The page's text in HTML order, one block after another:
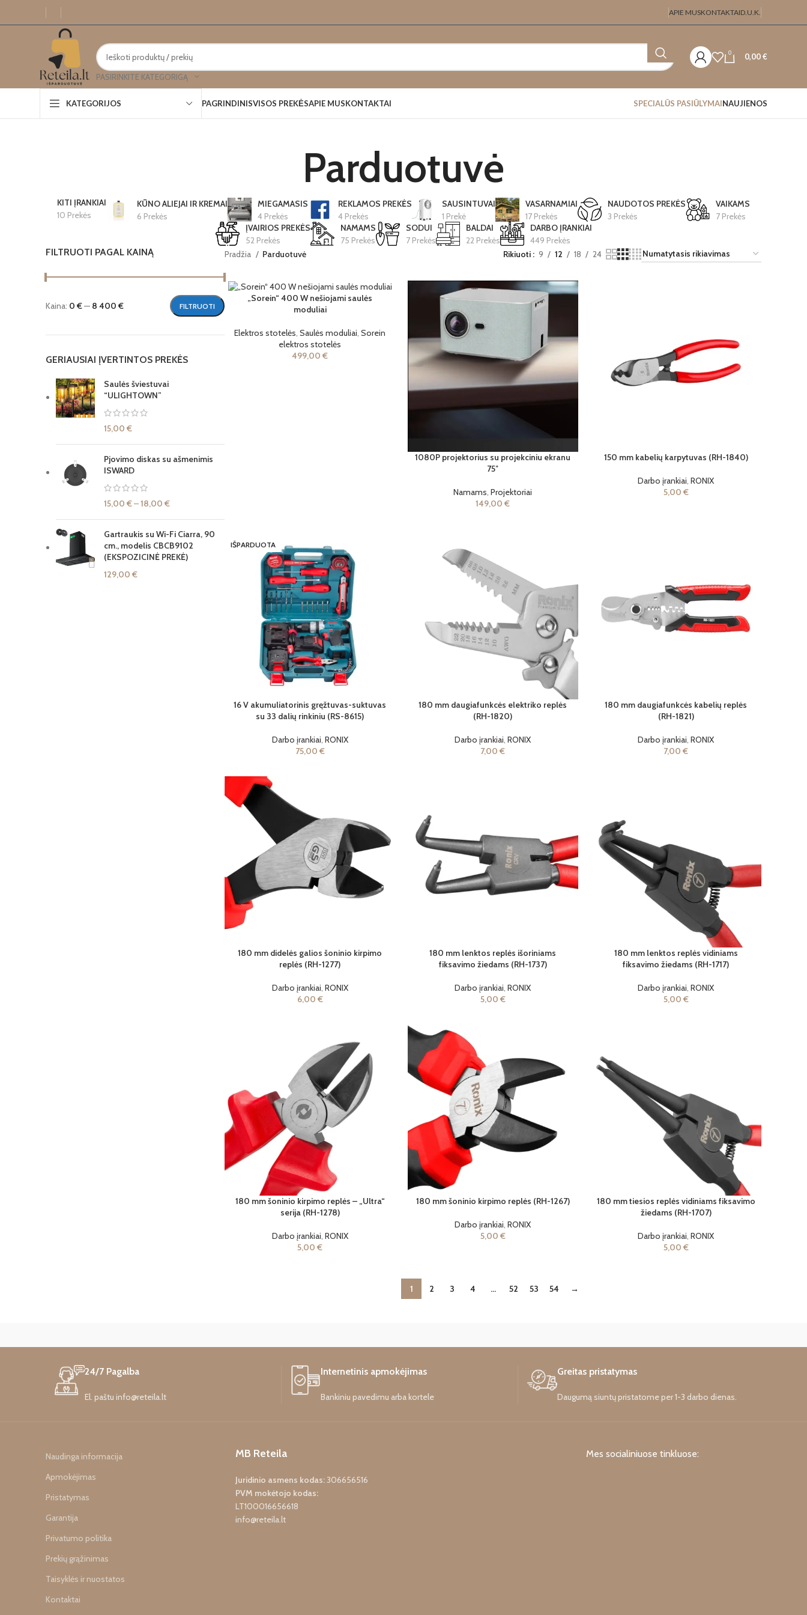
APIE MUSKONTAKTAID.U.K.
PASIRINKITE KATEGORIGĄ
0 0,00€
KATEGORIJOS PAGRINDINISVISOS PREKĖSAPIE MUSKONTAKTAI SPECIALŪS PASIŪLYMAINAUJIENOS
Parduotuvė
KITI ĮRANKIAI
10 Prekės
KŪNO ALIEJAI IR KREMAI
6 Prekės
MIEGAMASIS
4 Prekės
REKLAMOS PREKĖS
4 Prekės
SAUSINTUVAI
1 Prekė
VASARNAMIAI
17 Prekės
NAUDOTOS PREKĖS
3 Prekės
VAIKAMS
7 Prekės
ĮVAIRIOS PREKĖS
52 Prekės
NAMAMS
75 Prekės
SODUI
7 Prekės
BALDAI
22 Prekės
DARBO ĮRANKIAI
449 Prekės
FILTRUOTI PAGAL KAINĄ
FILTRUOTI
Kaina: 0 €— 8 400 €
GERIAUSIAI ĮVERTINTOS PREKĖS
Saulės šviestuvai
“ULIGHTOWN”
15,00 €
Pjovimo diskas su ašmenimis
ISWARD
15,00 €–18,00 €
Gartraukis su Wi-Fi Ciarra, 90
cm., modelis CBCB9102
(EKSPOZICINĖ PREKĖ)
129,00 €
Pradžia Parduotuvė Rikiuoti 9 12 18 24
„Sorein“ 400 W nešiojami saulės
moduliai
Elektros stotelės,Saulės moduliai,Sorein
elektros stotelės
499,00€
1080P projektorius su projekciniu ekranu
75″
Namams,Projektoriai
149,00€
150 mm kabelių karpytuvas (RH-1840)
Darbo įrankiai,RONIX
5,00 €
IŠPARDUOTA
16 V akumuliatorinis gręžtuvas-suktuvas
su 33 dalių rinkiniu (RS-8615)
Darbo įrankiai, RONIX
75,00 €
180 mm daugiafunkcės elektriko replės
(RH-1820)
Darbo įrankiai,RONIX
7,00€
180 mm daugiafunkcės kabelių replės
(RH-1821)
Darbo įrankiai,RONIX
7,00€
180 mm didelės galios šoninio kirpimo
replės (RH-1277)
Darbo įrankiai, RONIX
6,00 €
180 mm lenktos replės išoriniams
fiksavimo žiedams (RH-1737)
Darbo įrankiai,RONIX
5,00 €
180 mm lenktos replės vidiniams
fiksavimo žiedams (RH-1717)
Darbo įrankiai,RONIX
5,00 €
180 mm šoninio kirpimo replės – „Ultra“
serija (RH-1278)
Darbo įrankiai, RONIX
5,00€
180 mm šoninio kirpimo replės (RH-1267)
Darbo įrankiai,RONIX
5,00 €
180 mm tiesios replės vidiniams fiksavimo
žiedams (RH-1707)
Darbo įrankiai,RONIX
5,00 €
1 2 3 4 … 52 53 54 →
24/7 Pagalba
El. paštu info@reteila.lt
Internetinis apmokėjimas
Bankiniu pavedimu arba kortele
Greitas pristatymas
Daugumą siuntų pristatome per 1-3 darbo dienas.
Naudinga informacija
Apmokėjimas
Pristatymas
Garantija
Privatumo politika
Prekių grąžinimas
Taisyklės ir nuostatos
Kontaktai
MB Reteila
Juridinio asmens kodas:306656516
PVM mokėtojo kodas:
LT100016656618
info@reteila.lt
Mes socialiniuose tinkluose: